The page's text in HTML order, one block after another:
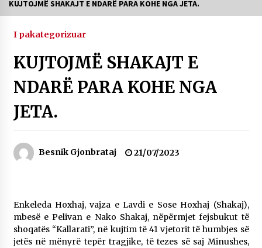
kujtesën, identitetin dhe trashëgiminë e
09/08/2026
DY MJEKË TË SUKSESSHËM TË FAMILJES
GJONBRATAJ NË TIRANË
16/07/2026
SI U ARRIT TË REALIZOHEJ PERLA FOLKLORIKE
“JANINËS Ç’I PANË SYTË”
06/06/2026
KUJTOJMË SHAKAJT E NDARË PARA KOHE NGA JETA.
I pakategorizuar
KUJTOJMË SHAKAJT E
NDARË PARA KOHE NGA
JETA.
Besnik Gjonbrataj 21/07/2023
Enkeleda Hoxhaj, vajza e Lavdi e Sose Hoxhaj (Shakaj),
mbesë e Pelivan e Nako Shakaj, nëpërmjet fejsbukut të
shoqatës “Kallarati”, në kujtim të 41 vjetorit të humbjes së
jetës në mënyrë tepër tragjike, të tezes së saj Minushes,